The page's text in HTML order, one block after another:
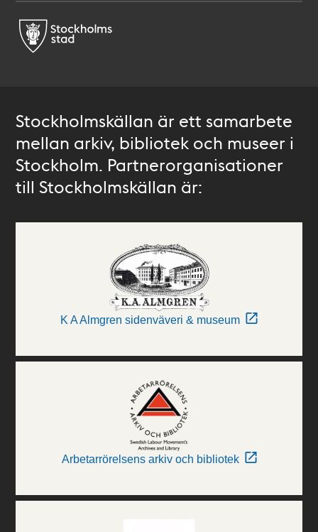
Stockholmskällan är ett samarbete
mellan arkiv, bibliotek och museer i
Stockholm. Partnerorganisationer
till Stockholmskällan är:
K A Almgren sidenväveri & museum
Arbetarrörelsens arkiv och bibliotek